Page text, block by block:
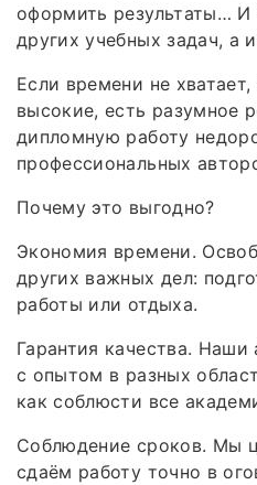
оформить результаты…
других учебных задач, а
Если времени не
высокие, есть разумное
дипломную работу
профессиональных
Почему это выгодно?
Экономия времени.
других важных дел:
работы или отдыха.
Гарантия качества.
с опытом в разных
как соблюсти все
Соблюдение сроков. Мы
сдаём работу точно в